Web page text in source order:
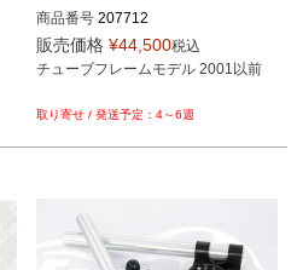
商品番号 207712
販売価格 ¥44,500税込
チューブフレームモデル 2001以前
4～6週